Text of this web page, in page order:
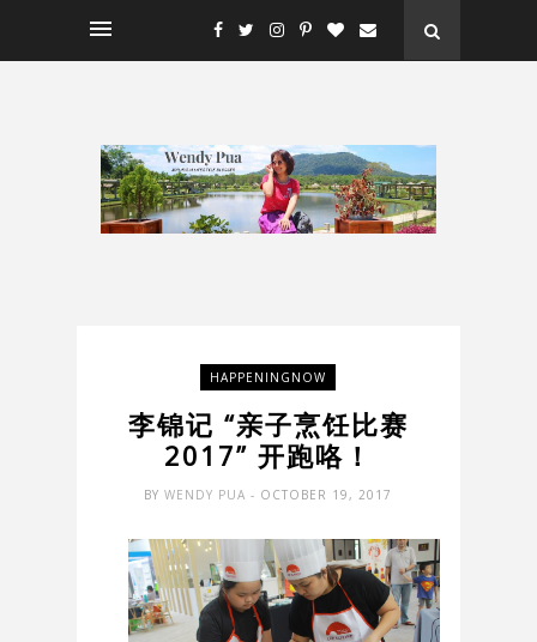
HAPPENINGNOW
李锦记 “亲子烹饪比赛
2017” 开跑咯！
BYWENDY PUA- OCTOBER 19, 2017